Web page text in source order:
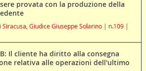
provata con la produzione della
Giudice Giuseppe Solarino | n.109 |
Il cliente ha diritto alla consegna
relativa alle operazioni dell'ultimo